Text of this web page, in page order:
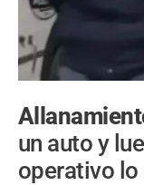
un auto y
operativo lo